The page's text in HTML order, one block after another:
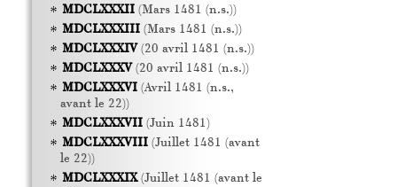
MDCLXXXII(Mars 1481 (n.s.))
MDCLXXXIII(Mars 1481 (n.s.))
MDCLXXXIV(20 avril 1481 (n.s.))
MDCLXXXV(20 avril 1481 (n.s.))
MDCLXXXVI(Avril 1481 (n.s.,
avant le 22))
MDCLXXXVII(Juin 1481)
MDCLXXXVIII(Juillet 1481 (avant
le 22))
MDCLXXXIX(Juillet 1481 (avant le